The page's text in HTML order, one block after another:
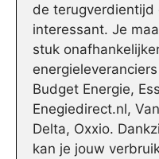
de terugverdientijd
interessant. Je
stuk
Budget Energie,
Enegiedirect.nl,
Delta, Oxxio.
kan je jouw